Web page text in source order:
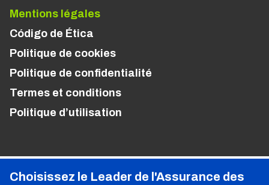
Mentions légales
Código de Ética
Politique de cookies
Politique de confidentialité
Termes et conditions
Politique d’utilisation
Choisissez le Leader de l'Assurance des